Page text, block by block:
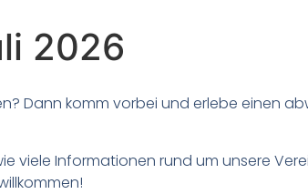
2026
Dann komm vorbei und erlebe einen
viele Informationen rund um unsere